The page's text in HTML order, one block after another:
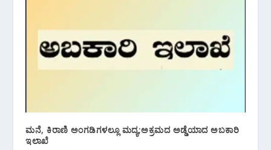
ಮನೆ, ಕಿರಾಣಿ ಅಂಗಡಿಗಳಲ್ಲೂ ಮದ್ಯ;ಅಕ್ರಮದ ಅಡ್ಡೆಯಾದ ಅಬಕಾರಿ
ಇಲಾಖೆ